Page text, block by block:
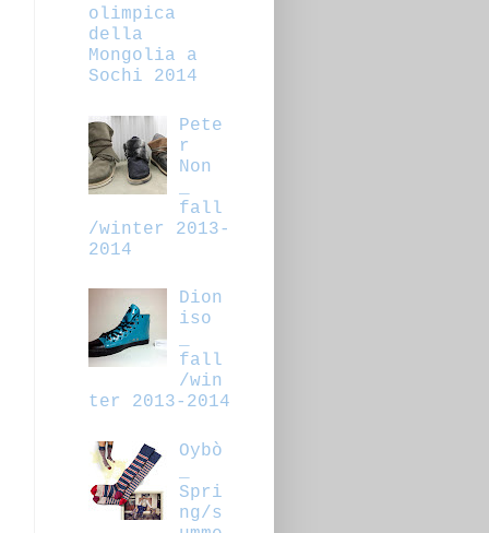
olimpica
della
Mongolia a
Sochi 2014
Pete
r
Non
fall
/winter 2013-
2014
Dion
iso
fall
/win
ter 2013-2014
Oybò
Spri
ng/s